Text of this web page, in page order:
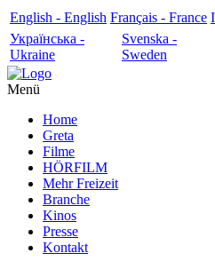
English - English Français - France
Українська -
Ukraine
Svenska -
Sweden
Menü
Home
Greta
Filme
HÖRFILM
Mehr Freizeit
Branche
Kinos
Presse
Kontakt